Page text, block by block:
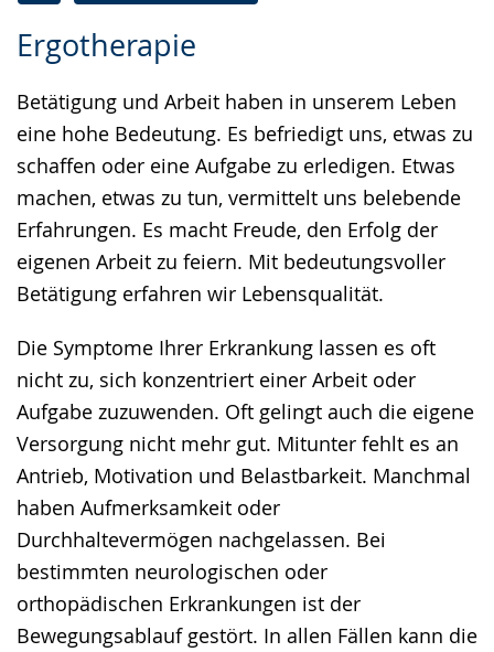
Ergotherapie
Betätigung und Arbeit haben in unserem Leben
eine hohe Bedeutung. Es befriedigt uns, etwas zu
schaffen oder eine Aufgabe zu erledigen. Etwas
machen, etwas zu tun, vermittelt uns belebende
Erfahrungen. Es macht Freude, den Erfolg der
eigenen Arbeit zu feiern. Mit bedeutungsvoller
Betätigung erfahren wir Lebensqualität.
Die Symptome Ihrer Erkrankung lassen es oft
nicht zu, sich konzentriert einer Arbeit oder
Aufgabe zuzuwenden. Oft gelingt auch die eigene
Versorgung nicht mehr gut. Mitunter fehlt es an
Antrieb, Motivation und Belastbarkeit. Manchmal
haben Aufmerksamkeit oder
Durchhaltevermögen nachgelassen. Bei
bestimmten neurologischen oder
orthopädischen Erkrankungen ist der
Bewegungsablauf gestört. In allen Fällen kann die
Leichten
wechseln.
Audio-
Video
Deutscher
Gebärdensprache
wird
angezeigt.